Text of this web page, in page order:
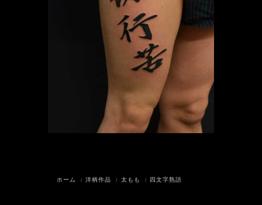
ホーム 洋柄作品 太もも 四文字熟語